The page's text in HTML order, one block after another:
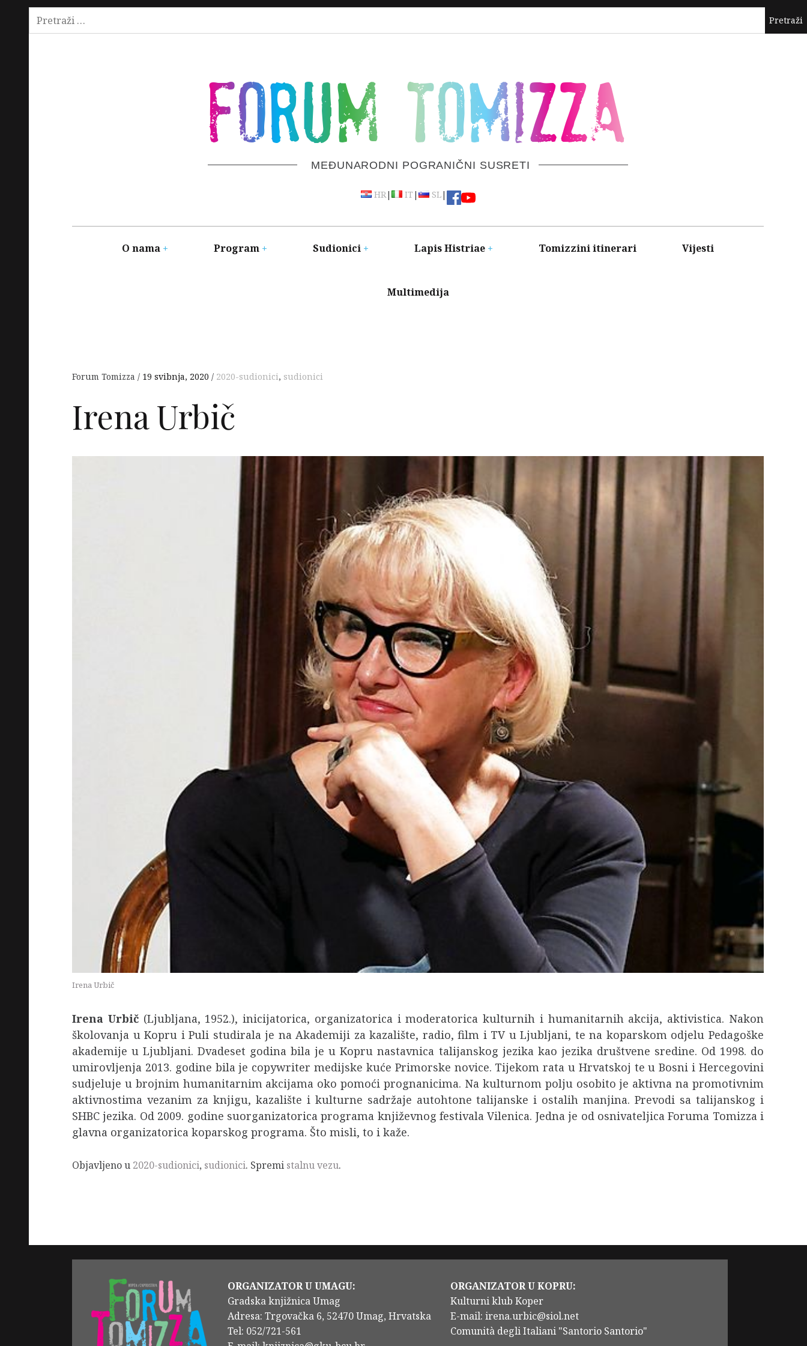
Pretraži:
Skip
FORUM TOMIZZA
MEĐUNARODNI POGRANIČNI SUSRETI
HR| IT | SL|
O nama Program Sudionici Lapis Histriae Tomizzini itinerari Vijesti
Multimedija
Forum Tomizza 19 svibnja, 2020 2020-sudionici, sudionici
Irena Urbič
Irena Urbič
Irena Urbič(Ljubljana, 1952.), inicijatorica, organizatorica i moderatorica kulturnih i humanitarnih akcija, aktivistica. Nakon
školovanja u Kopru i Puli studirala je na Akademiji za kazalište, radio, film i TV u Ljubljani, te na koparskom odjelu Pedagoške
akademije u Ljubljani. Dvadeset godina bila je u Kopru nastavnica talijanskog jezika kao jezika društvene sredine. Od 1998. do
umirovljenja 2013. godine bila je copywriter medijske kuće Primorske novice. Tijekom rata u Hrvatskoj te u Bosni i Hercegovini
sudjeluje u brojnim humanitarnim akcijama oko pomoći prognanicima. Na kulturnom polju osobito je aktivna na promotivnim
aktivnostima vezanim za knjigu, kazalište i kulturne sadržaje autohtone talijanske i ostalih manjina. Prevodi sa talijanskog i
SHBC jezika. Od 2009. godine suorganizatorica programa književnog festivala Vilenica. Jedna je od osnivateljica Foruma Tomizza i
glavna organizatorica koparskog programa. Što misli, to i kaže.
Objavljeno u 2020-sudionici, sudionici. Spremi stalnu vezu.
ORGANIZATOR U UMAGU:
Gradska knjižnica Umag
Adresa: Trgovačka 6, 52470 Umag, Hrvatska
Tel: 052/721-561
ORGANIZATOR U KOPRU:
Kulturni klub Koper
E-mail: irena.urbic@siol.net
Comunità degli Italiani "Santorio Santorio"